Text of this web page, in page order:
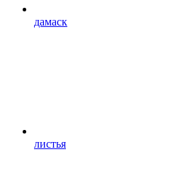
дамаск
листья